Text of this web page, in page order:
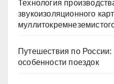
Технология
звукоизоляционного
Путешествия по
особенности поездок